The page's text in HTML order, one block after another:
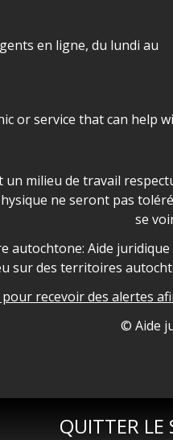
QUITTER
en ligne, du lundi au
or service that can help
les locaux d'AJO.
milieu de travail
ne seront pas
se
autochtone: Aide
sur des territoires
recevoir des alertes
© Aide